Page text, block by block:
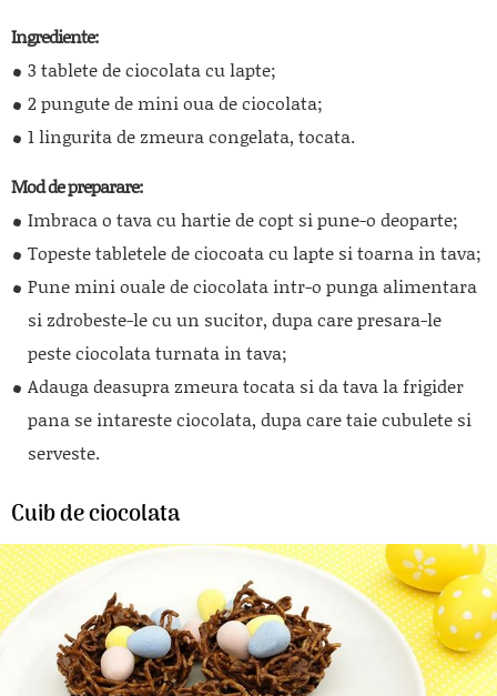
Ingrediente:
3 tablete de ciocolata cu lapte;
2 pungute de mini oua de ciocolata;
1 lingurita de zmeura congelata, tocata.
Mod de preparare:
Imbraca o tava cu hartie de copt si pune-o deoparte;
Topeste tabletele de ciocoata cu lapte si toarna in tava;
Pune mini ouale de ciocolata intr-o punga alimentara
si zdrobeste-le cu un sucitor, dupa care presara-le
peste ciocolata turnata in tava;
Adauga deasupra zmeura tocata si da tava la frigider
pana se intareste ciocolata, dupa care taie cubulete si
serveste.
Cuib de ciocolata